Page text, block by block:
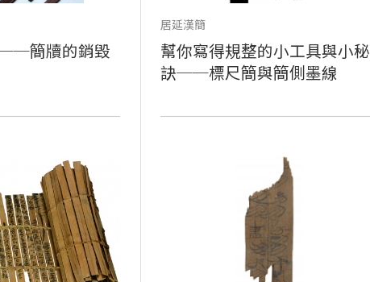
簡牘的銷毀
居延漢簡
幫你寫得規整的小工具與小秘
訣──標尺簡與簡側墨線